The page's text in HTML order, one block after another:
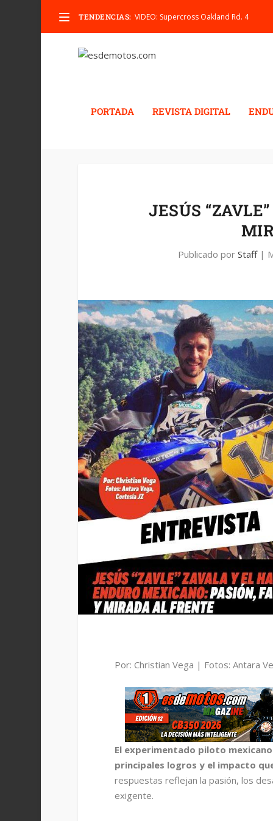
TENDENCIAS: VIDEO: Supercross Oakland Rd. 4
PORTADA REVISTA DIGITAL
JESÚS
Publicado por Staff|
Por: Christian Vega | Fotos: Antara
El experimentado piloto
principales logros y el impacto
respuestas reflejan la pasión, los
exigente.